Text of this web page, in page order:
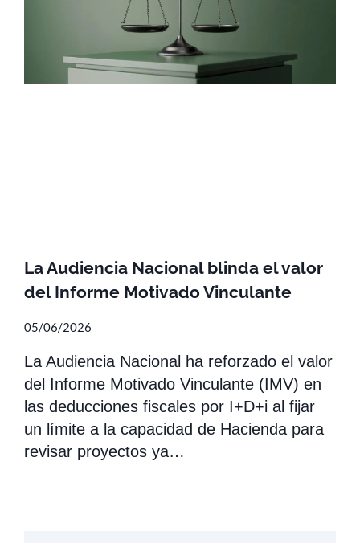
La Audiencia Nacional blinda el valor
del Informe Motivado Vinculante
05/06/2026
La Audiencia Nacional ha reforzado el valor
del Informe Motivado Vinculante (IMV) en
las deducciones fiscales por I+D+i al fijar
un límite a la capacidad de Hacienda para
revisar proyectos ya…